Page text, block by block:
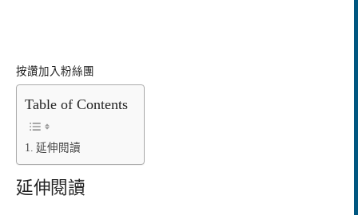
按讚加入粉絲團
Table of Contents
延伸閱讀
延伸閱讀